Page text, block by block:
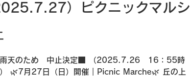
）ピクニックマルシ
天のため 中止決定■ （2025.7.26 16：55時
🌿7月27日（日）開催｜Picnic Marche🌿 丘の上